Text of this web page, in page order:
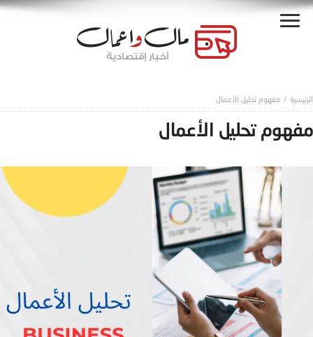
مفهوم تحليل الأعمال
مفهوم تحليل الأعمال